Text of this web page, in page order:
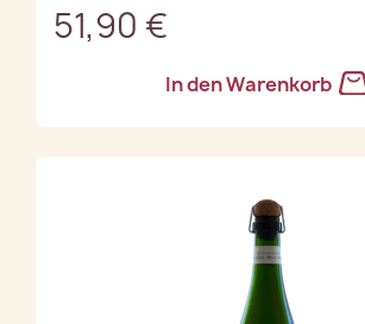
51,90 €
In den Warenkorb